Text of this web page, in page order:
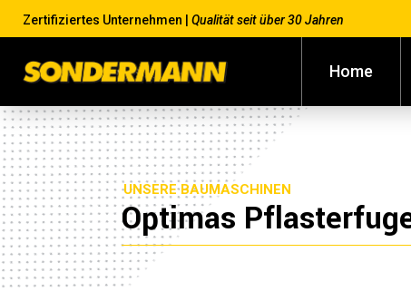
Zertifiziertes Unternehmen | Qualität seit über 30 Jahren
Home
UNSERE BAUMASCHINEN
Optimas